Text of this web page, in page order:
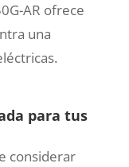
AR ofrece
una
para tus
considerar